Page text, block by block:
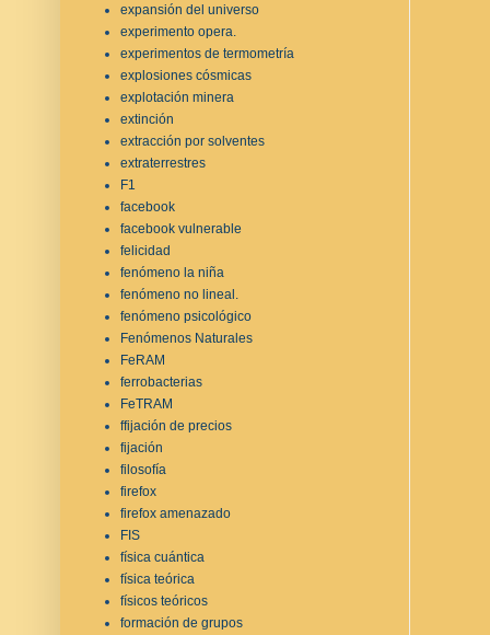
expansión del universo
experimento opera.
experimentos de termometría
explosiones cósmicas
explotación minera
extinción
extracción por solventes
extraterrestres
F1
facebook
facebook vulnerable
felicidad
fenómeno la niña
fenómeno no lineal.
fenómeno psicológico
Fenómenos Naturales
FeRAM
ferrobacterias
FeTRAM
ffijación de precios
fijación
filosofía
firefox
firefox amenazado
FIS
física cuántica
física teórica
físicos teóricos
formación de grupos